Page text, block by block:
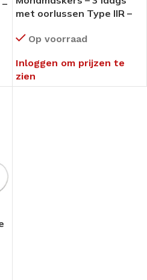
met oorlussen Type IIR –
Op voorraad
Inloggen om prijzen te
zien